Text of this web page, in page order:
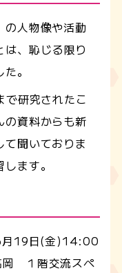
の人物像や活動
は、恥じる限り
。
で研究されたこ
の資料からも新
て聞いておりま
ます。
19日(金)14:00
岡 １階交流スペ